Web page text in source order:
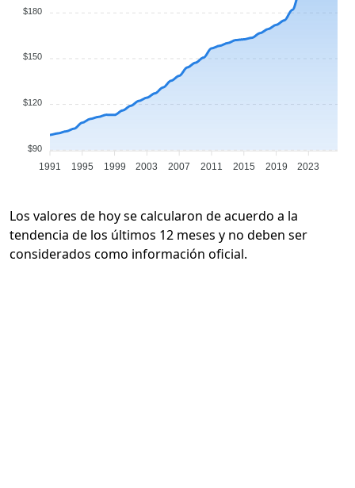
$180
$150
$120
$90
1991 1995 1999 2003 2007 2011 2015 2019 2023
Los valores de hoy se calcularon de acuerdo a la
tendencia de los últimos 12 meses y no deben ser
considerados como información oficial.